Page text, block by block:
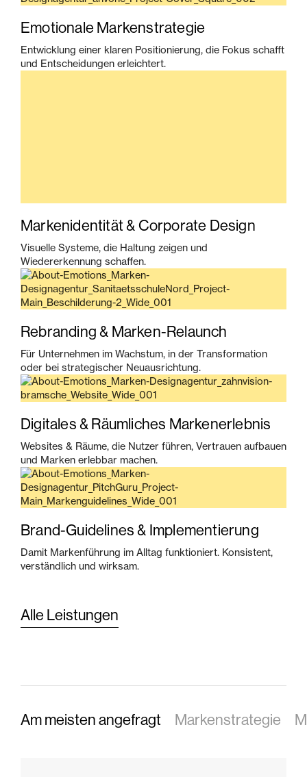
Emotionale Markenstrategie
Entwicklung einer klaren Positionierung, die Fokus schafft
und Entscheidungen erleichtert.
Markenidentität & Corporate Design
Visuelle Systeme, die Haltung zeigen und
Wiedererkennung schaffen.
Rebranding & Marken-Relaunch
Für Unternehmen im Wachstum, in der Transformation
oder bei strategischer Neuausrichtung.
Digitales & Räumliches Markenerlebnis
Websites & Räume, die Nutzer führen, Vertrauen aufbauen
und Marken erlebbar machen.
Brand-Guidelines & Implementierung
Damit Markenführung im Alltag funktioniert. Konsistent,
verständlich und wirksam.
Alle Leistungen
Am meisten angefragt Markenstrategie